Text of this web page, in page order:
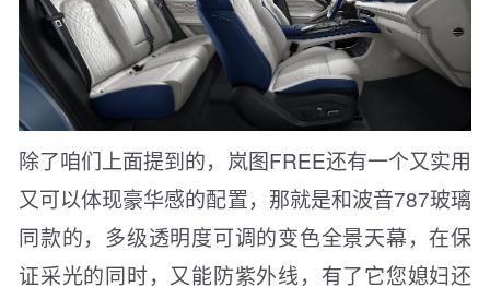
除了咱们上面提到的，岚图FREE还有一个又实用
又可以体现豪华感的配置，那就是和波音787玻璃
同款的，多级透明度可调的变色全景天幕，在保
证采光的同时，又能防紫外线，有了它您媳妇还